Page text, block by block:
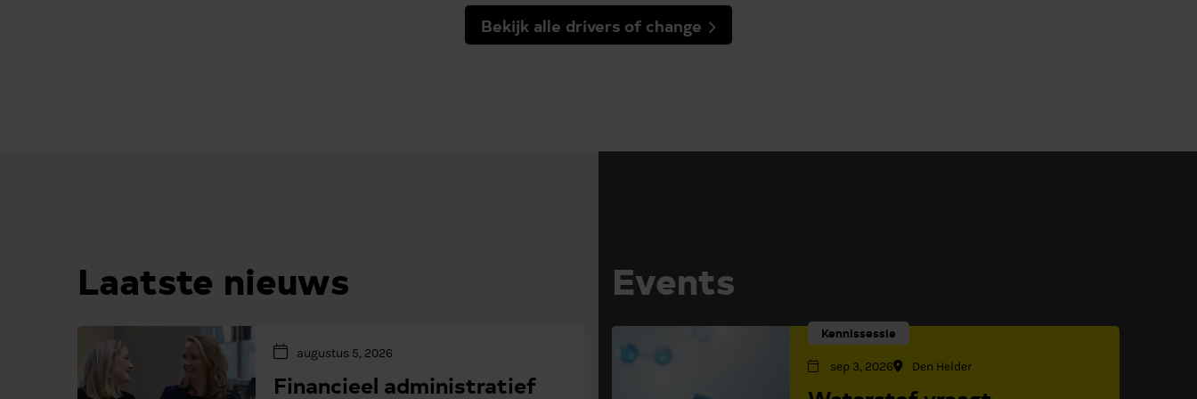
Bekijk alle drivers of change
Laatste nieuws
augustus 5, 2026
Financieel administratief
Events
Kennissessie
sep 3, 2026 Den Helder